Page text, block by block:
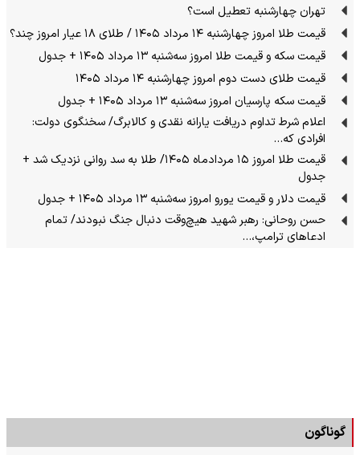
تهران چهارشنبه تعطیل است؟
قیمت طلا امروز چهارشنبه ۱۴ مرداد ۱۴۰۵ / طلای ۱۸ عیار امروز چند؟
قیمت سکه و قیمت طلا امروز سه‌شنبه ۱۳ مرداد ۱۴۰۵ + جدول
قیمت طلای دست دوم امروز چهارشنبه ۱۴ مرداد ۱۴۰۵
قیمت سکه پارسیان امروز سه‌شنبه ۱۳ مرداد ۱۴۰۵ + جدول
اعلام شرط تداوم دریافت یارانه نقدی و کالابرگ/ سخنگوی دولت:
افرادی که…
قیمت طلا امروز ۱۵ مردادماه ۱۴۰۵/ طلا به سد روانی نزدیک شد +
جدول
قیمت دلار و قیمت یورو امروز سه‌شنبه ۱۳ مرداد ۱۴۰۵ + جدول
حسن روحانی: رهبر شهید هیچ‌وقت دنبال جنگ نبودند/ تمام
ادعاهای ترامپ،…
گوناگون